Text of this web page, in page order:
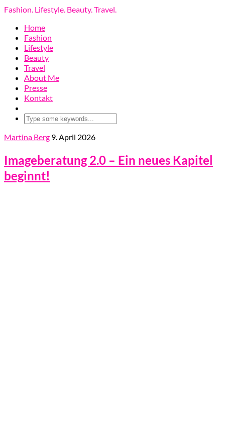
Fashion. Lifestyle. Beauty. Travel.
Home
Fashion
Lifestyle
Beauty
Travel
About Me
Presse
Kontakt
Martina Berg 9. April 2026
Imageberatung 2.0 – Ein neues Kapitel
beginnt!